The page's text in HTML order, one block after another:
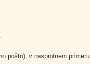
pošto), v nasprotnem primeru